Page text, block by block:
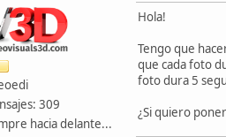
309
hacia delante...
Hola!
Tengo que
que cada foto
foto dura 5
¿Si quiero